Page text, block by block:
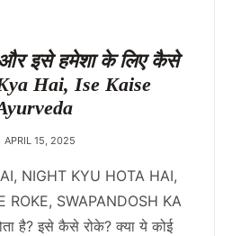
और इसे हमेशा के लिए कैसे
Hai, Ise Kaise
APRIL 15, 2025
NIGHT KYU HOTA HAI,
ROKE, SWAPANDOSH KA
है? इसे कैसे रोके? क्या ये कोई